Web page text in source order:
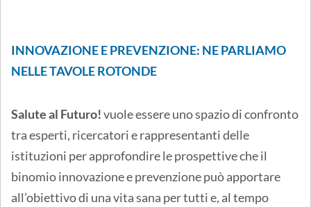
INNOVAZIONE E PREVENZIONE: NE PARLIAMO
NELLE TAVOLE ROTONDE
Salute al Futuro!vuole essere uno spazio di confronto
tra esperti, ricercatori e rappresentanti delle
istituzioni per approfondire le prospettive che il
binomio innovazione e prevenzione può apportare
all’obiettivo di una vita sana per tutti e, al tempo